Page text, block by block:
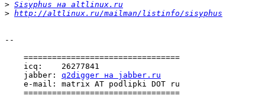
> Sisyphus на altlinux.ru
> http://altlinux.ru/mailman/listinfo/sisyphus
--
    =================================
    icq:    26277841
    jabber:
q2digger на jabber.ru
    e-mail: matrix AT podlipki DOT ru
    =================================